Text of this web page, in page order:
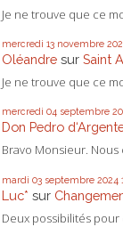
Je ne trouve que ce
mercredi 13 novembre
Oléandre sur Saint
Je ne trouve que ce
mercredi 04 septembre
Don Pedro
Bravo Monsieur.
mardi 03 septembre 2024
Luc* sur
Deux possibilités